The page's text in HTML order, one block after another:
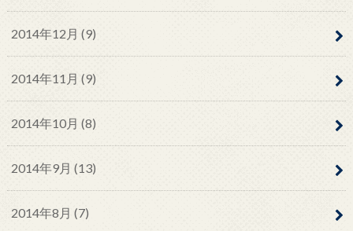
2014年12月 (9)
2014年11月 (9)
2014年10月 (8)
2014年9月 (13)
2014年8月 (7)